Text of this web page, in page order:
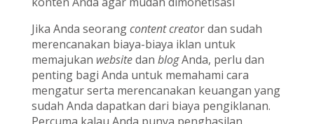
Jika Anda seorangcontent creator dan sudah
merencanakan biaya-biaya iklan untuk
memajukan websitedan blogAnda, perlu dan
penting bagi Anda untuk memahami cara
mengatur serta merencanakan keuangan yang
sudah Anda dapatkan dari biaya pengiklanan.